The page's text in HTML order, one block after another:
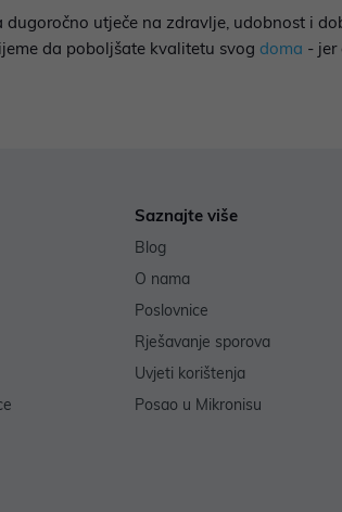
dugoročno utječe na zdravlje, udobnost i
da poboljšate kvalitetu svog doma - jer
Saznajte više
Blog
O nama
Poslovnice
Rješavanje sporova
Uvjeti korištenja
Posao u Mikronisu